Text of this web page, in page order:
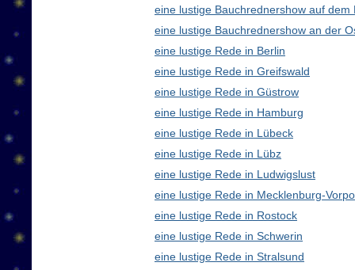
eine lustige Bauchrednershow auf dem
eine lustige Bauchrednershow an der
eine lustige Rede in Berlin
eine lustige Rede in Greifswald
eine lustige Rede in Güstrow
eine lustige Rede in Hamburg
eine lustige Rede in Lübeck
eine lustige Rede in Lübz
eine lustige Rede in Ludwigslust
eine lustige Rede in Mecklenburg-
eine lustige Rede in Rostock
eine lustige Rede in Schwerin
eine lustige Rede in Stralsund